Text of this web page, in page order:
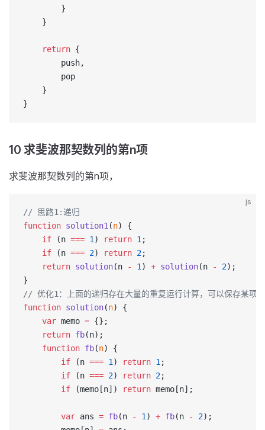
        }
    }
    return
{
        push,
        pop
    }
}
10 求斐波那契数列的第n项
求斐波那契数列的第n项，
js
// 思路1:递归
function solution1 (n) {
    if
(n === 1 ) return 1 ;
    if
(n === 2) return 2;
    return
solution(n - 1 ) + solution(n - 2);
}
// 优化1：上面的递归存在大量的重复运行计算，可以保存某项
function solution(n) {
    var
memo = {};
    return
fb(n);
    function
fb(n) {
        if
(n === 1 ) return 1 ;
        if
(n === 2) return 2;
        if
(memo[n]) return memo[n];
        var
ans = fb(n - 1 ) + fb(n - 2);